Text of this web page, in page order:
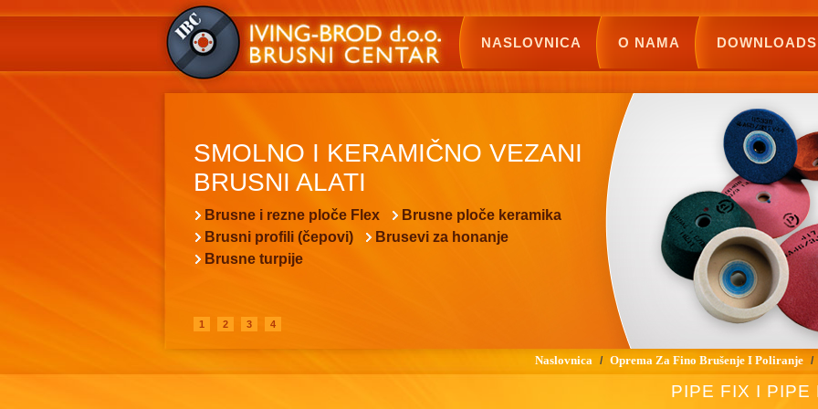
NASLOVNICA O NAMA DOWNLOADS
SMOLNO I KERAMIČNO VEZANI
BRUSNI ALATI
Brusne i rezne ploče Flex
Brusne ploče keramika
Brusni profili (čepovi)
Brusevi za honanje
Brusne turpije
1 2 3 4
Naslovnica / Oprema Za Fino Brušenje I Poliranje /
PIPE FIX I PIPE